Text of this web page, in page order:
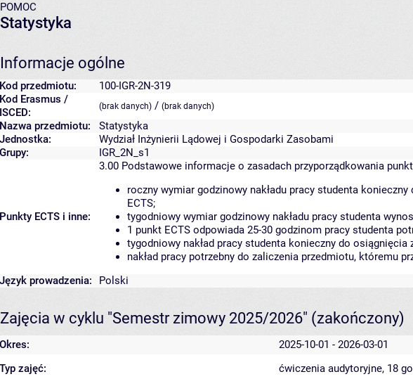
POMOC
Statystyka
Informacje ogólne
Kod przedmiotu:
100-IGR-2N-319
Kod Erasmus /
ISCED:
(brak danych) / (brak danych)
Nazwa przedmiotu:
Statystyka
Jednostka:
Wydział Inżynierii Lądowej i Gospodarki Zasobami
Grupy:
IGR_2N_s1
Punkty ECTS i inne:
3.00 Podstawowe informacje o zasadach przyporządkowania
roczny wymiar godzinowy nakładu pracy studenta
ECTS;
tygodniowy wymiar godzinowy nakładu pracy studenta
1 punkt ECTS odpowiada 25-30 godzinom pracy studenta
tygodniowy nakład pracy studenta konieczny do
nakład pracy potrzebny do zaliczenia przedmiotu, któremu
Język prowadzenia:
Polski
Zajęcia w cyklu "Semestr zimowy 2025/2026" (zakończony)
Okres: 2025-10-01 - 2026-03-01
Typ zajęć: ćwiczenia audytoryjne, 18